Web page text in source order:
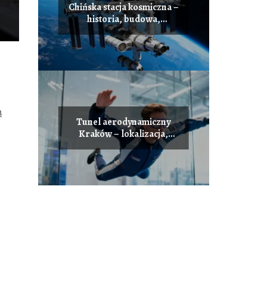
Chińska stacja kosmiczna –
historia, budowa,
najważniejsze fakty
Tunel aerodynamiczny
Kraków – lokalizacja,
ceny, jak zacząć?